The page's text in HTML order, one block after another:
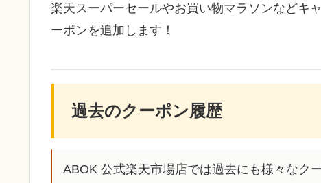
楽天スーパーセールやお買い物マラソンなどキ
ーポンを追加します！
過去のクーポン履歴
ABOK 公式楽天市場店では過去にも様々なク